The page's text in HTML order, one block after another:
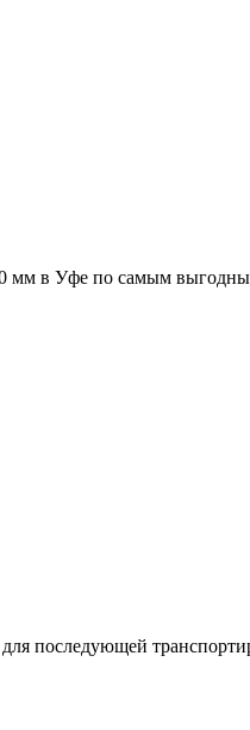
мм в Уфе по самым
последующей